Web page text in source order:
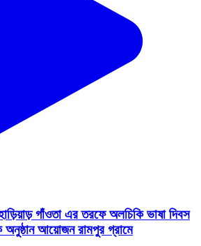
গাঁওতা এর তরফে অলচিকি ভাষা দিবস
অনুষ্ঠান আয়োজন রামপুর গ্রামে